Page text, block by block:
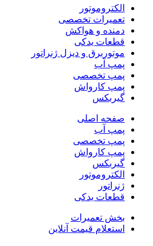
الکتروموتور
تعمیرات تخصصی
دمنده و هواکش
قطعات یدکی
موتوربرق و دیزل ژنراتور
پمپ آب
پمپ تخصصی
پمپ کارواش
گیربکس
صفحه اصلی
پمپ آب
پمپ تخصصی
پمپ کارواش
گیربکس
الکتروموتور
ژنراتور
قطعات یدکی
بخش تعمیرات
استعلام قیمت آنلاین